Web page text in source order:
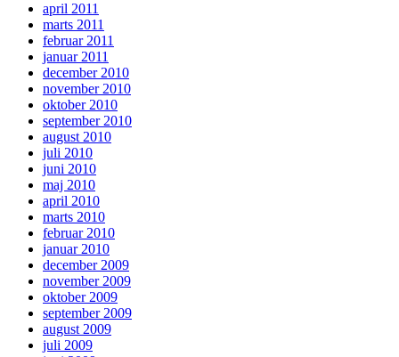
april 2011
marts 2011
februar 2011
januar 2011
december 2010
november 2010
oktober 2010
september 2010
august 2010
juli 2010
juni 2010
maj 2010
april 2010
marts 2010
februar 2010
januar 2010
december 2009
november 2009
oktober 2009
september 2009
august 2009
juli 2009